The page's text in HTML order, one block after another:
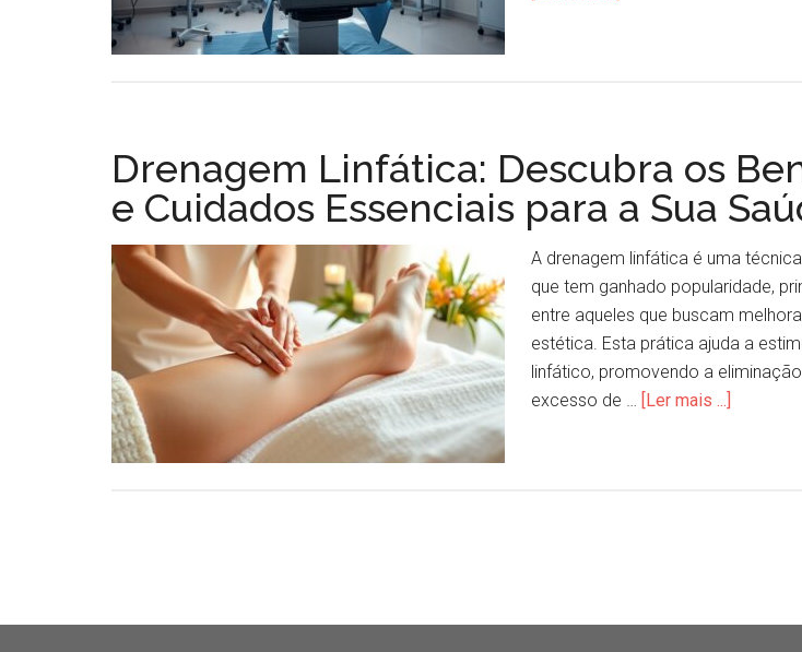
Drenagem Linfática: Descubra os
e Cuidados Essenciais para a Sua
A drenagem linfática é uma
que tem ganhado popularidade,
entre aqueles que buscam
estética. Esta prática ajuda a
linfático, promovendo a
excesso de … [Ler mais ...]